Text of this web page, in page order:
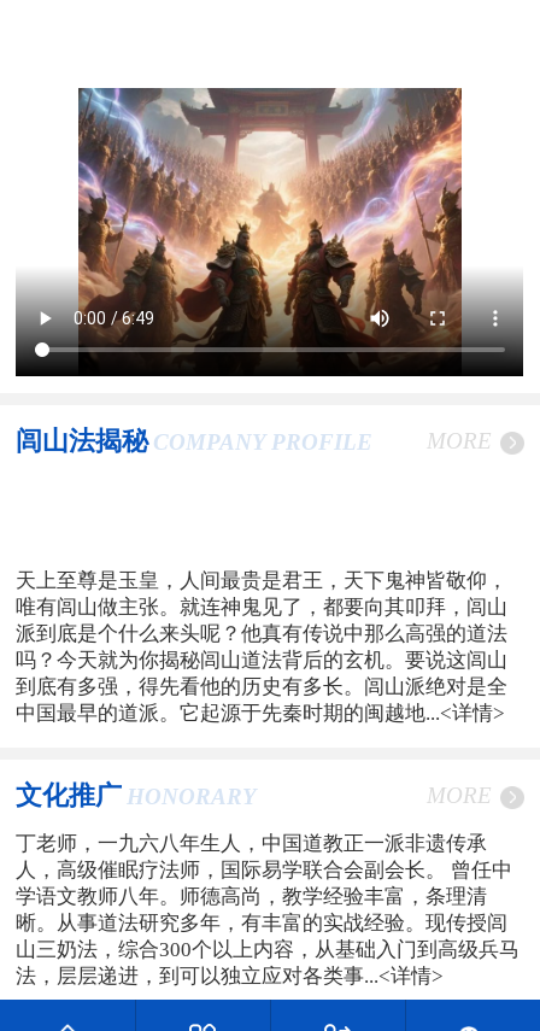
闾山法揭秘 COMPANY PROFILE MORE
天上至尊是玉皇，人间最贵是君王，天下鬼神皆敬仰，
唯有闾山做主张。就连神鬼见了，都要向其叩拜，闾山
派到底是个什么来头呢？他真有传说中那么高强的道法
吗？今天就为你揭秘闾山道法背后的玄机。要说这闾山
到底有多强，得先看他的历史有多长。闾山派绝对是全
中国最早的道派。它起源于先秦时期的闽越地...<详情>
文化推广 HONORARY MORE
丁老师，一九六八年生人，中国道教正一派非遗传承
人，高级催眠疗法师，国际易学联合会副会长。 曾任中
学语文教师八年。师德高尚，教学经验丰富，条理清
晰。从事道法研究多年，有丰富的实战经验。现传授闾
山三奶法，综合300个以上内容，从基础入门到高级兵马
法，层层递进，到可以独立应对各类事...<详情>